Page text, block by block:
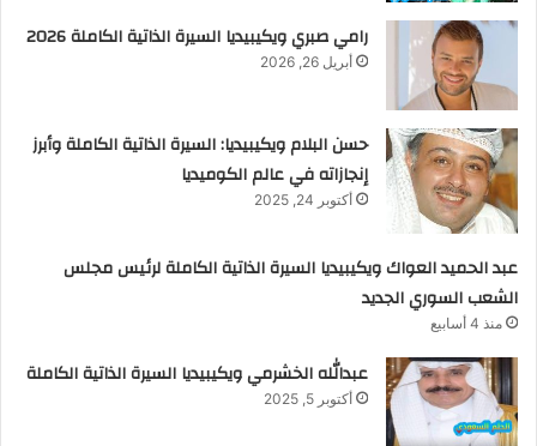
رامي صبري ويكيبيديا السيرة الذاتية الكاملة 2026
أبريل 26, 2026
حسن البلام ويكيبيديا: السيرة الذاتية الكاملة وأبرز
إنجازاته في عالم الكوميديا
أكتوبر 24, 2025
عبد الحميد العواك ويكيبيديا السيرة الذاتية الكاملة لرئيس مجلس
الشعب السوري الجديد
منذ 4 أسابيع
عبدالله الخشرمي ويكيبيديا السيرة الذاتية الكاملة
أكتوبر 5, 2025